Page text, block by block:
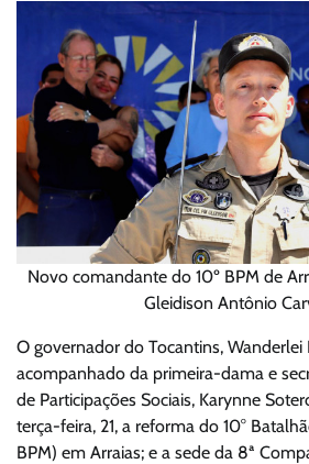
Novo comandante do 10º BPM de
Gleidison Antônio
O governador do Tocantins, Wanderlei
acompanhado da primeira-dama e
de Participações Sociais, Karynne
terça-feira, 21, a reforma do 10°
BPM) em Arraias; e a sede da 8ª